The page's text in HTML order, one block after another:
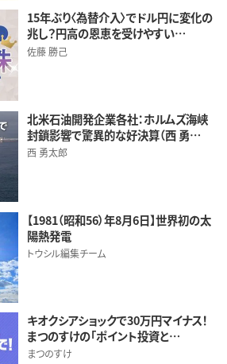
15年ぶり〈為替介入〉でドル円に変化の
兆し？円高の恩恵を受けやすい…
佐藤 勝己
北米石油開発企業各社：ホルムズ海峡
封鎖影響で驚異的な好決算（西 勇…
西 勇太郎
【1981（昭和56）年8月6日】世界初の太
陽熱発電
トウシル編集チーム
キオクシアショックで30万円マイナス！
まつのすけの「ポイント投資と…
まつのすけ